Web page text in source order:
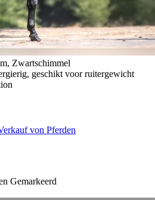
Zwartschimmel
geschikt voor ruitergewicht
von Pferden
Gemarkeerd